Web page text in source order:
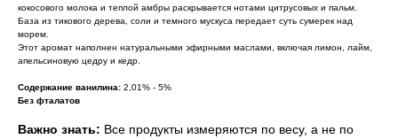
кокосового молока и теплой амбры раскрывается нотами цитрусовых и пальм.
База из тикового дерева, соли и темного мускуса передает суть сумерек над
морем.
Этот аромат наполнен натуральными эфирными маслами, включая лимон, лайм,
апельсиновую цедру и кедр.
Содержание ванилина: 2,01% - 5%
Без фталатов
Важно знать: Все продукты измеряются по весу, а не по